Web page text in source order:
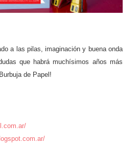
a las pilas, imaginación y buena onda
que habrá muchísimos años más
de Papel!